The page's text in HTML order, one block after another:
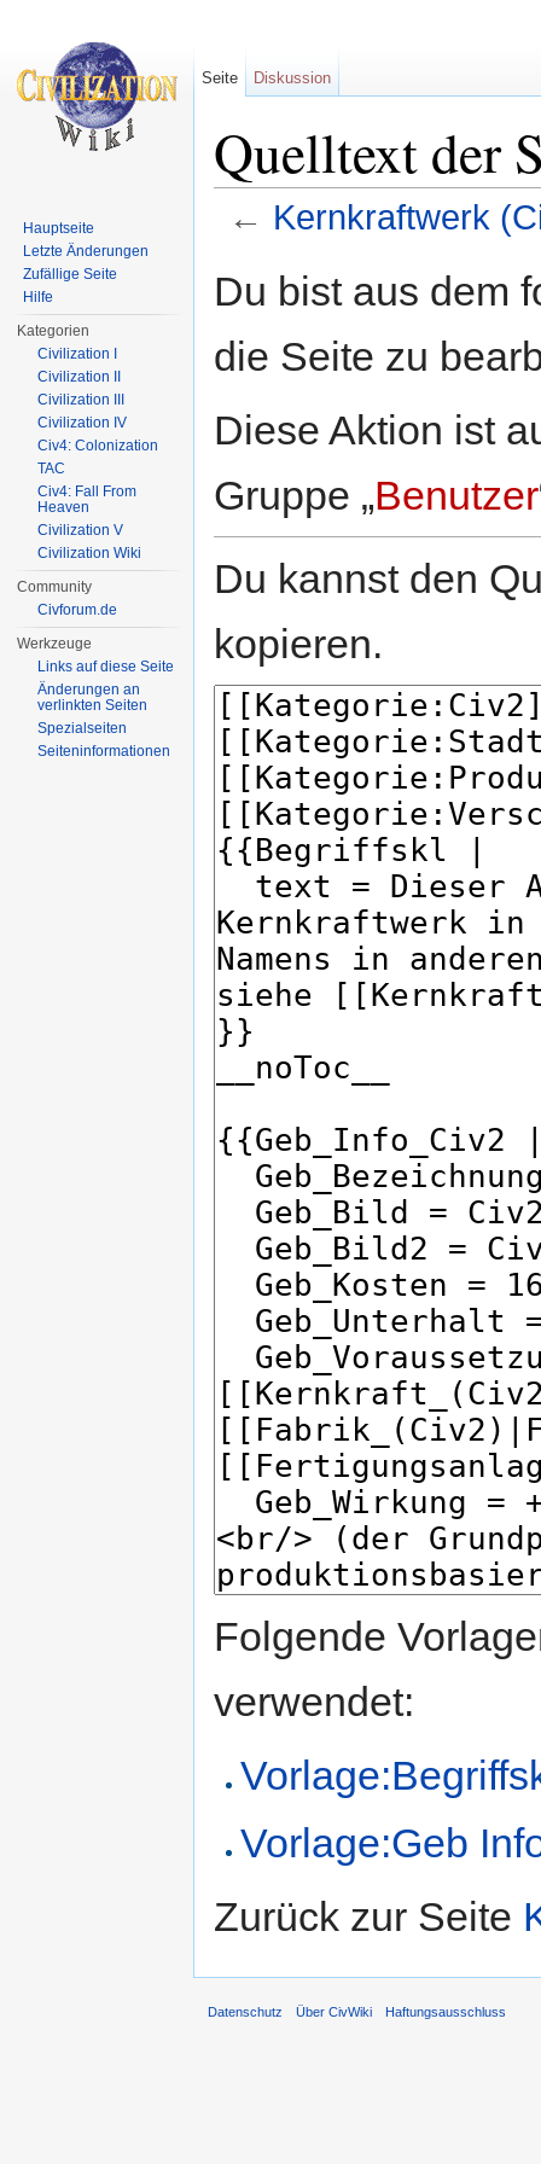
Quelltext der
← Kernkraftwerk
Du bist aus dem
die Seite zu
Diese Aktion ist
Gruppe „Benutzer
Du kannst den
kopieren.
Folgende
verwendet:
Vorlage:Geb
Zurück zur Seite
Seite Diskussion
Hauptseite
Letzte Änderungen
Zufällige Seite
Hilfe
Kategorien
Civilization I
Civilization II
Civilization III
Civilization IV
Civ4: Colonization
TAC
Civ4: Fall From
Heaven
Civilization V
Civilization Wiki
Community
Civforum.de
Werkzeuge
Links auf diese Seite
Änderungen an
verlinkten Seiten
Spezialseiten
Seiten­informationen
Datenschutz Über CivWiki Haftungsausschluss